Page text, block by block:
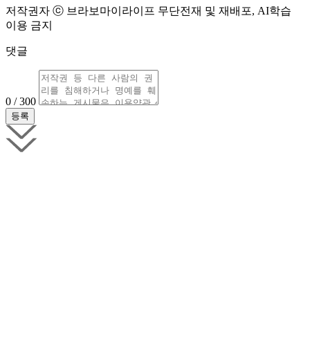
저작권자 ⓒ 브라보마이라이프 무단전재 및 재배포, AI학습
이용 금지
댓글
0 / 300